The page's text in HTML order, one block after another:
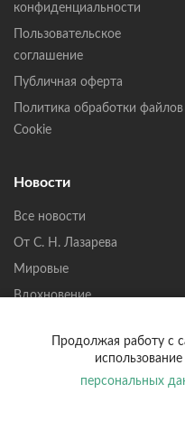
конфиденциальности
Пользовательское
соглашение
Публичная оферта
Политика обработки файлов
Cookie
Новости
Все новости
От С. Н. Лазарева
Мировые
Вдохновение
СообществоПродолжая работу с
персональных